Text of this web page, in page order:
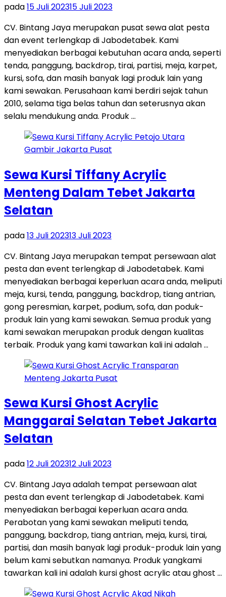
pada15 Juli 202315 Juli 2023
CV. Bintang Jaya merupakan pusat sewa alat pesta
dan event terlengkap di Jabodetabek. Kami
menyediakan berbagai kebutuhan acara anda, seperti
tenda, panggung, backdrop, tirai, partisi, meja, karpet,
kursi, sofa, dan masih banyak lagi produk lain yang
kami sewakan. Perusahaan kami berdiri sejak tahun
2010, selama tiga belas tahun dan seterusnya akan
selalu mendukung anda. Produk …
Sewa Kursi Tiffany Acrylic
Menteng Dalam Tebet Jakarta
Selatan
pada13 Juli 202313 Juli 2023
CV. Bintang Jaya merupakan tempat persewaan alat
pesta dan event terlengkap di Jabodetabek. Kami
menyediakan berbagai keperluan acara anda, meliputi
meja, kursi, tenda, panggung, backdrop, tiang antrian,
gong peresmian, karpet, podium, sofa, dan poduk-
produk lain yang kami sewakan. Semua produk yang
kami sewakan merupakan produk dengan kualitas
terbaik. Produk yang kami tawarkan kali ini adalah …
Sewa Kursi Ghost Acrylic
Manggarai Selatan Tebet Jakarta
Selatan
pada12 Juli 202312 Juli 2023
CV. Bintang Jaya adalah tempat persewaan alat
pesta dan event terlengkap di Jabodetabek. Kami
menyediakan berbagai keperluan acara anda.
Perabotan yang kami sewakan meliputi tenda,
panggung, backdrop, tiang antrian, meja, kursi, tirai,
partisi, dan masih banyak lagi produk-produk lain yang
belum kami sebutkan namanya. Produk yangkami
tawarkan kali ini adalah kursi ghost acrylic atau ghost …